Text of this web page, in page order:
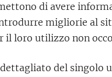
di avere
migliorie al
loro utilizzo non
del singolo